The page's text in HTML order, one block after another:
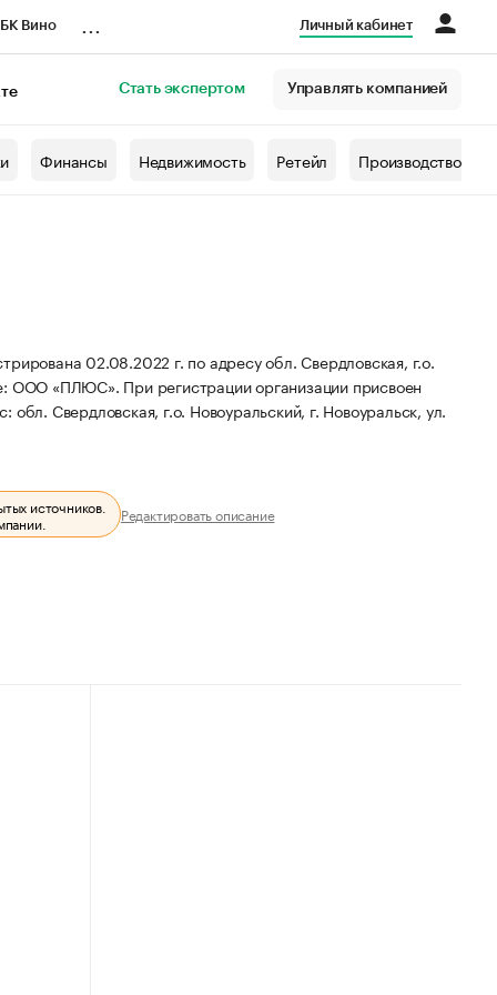
Вино Личный кабинет
Стать экспертом Управлять компанией
Финансы Недвижимость Ретейл Производство
02.08.2022 г. по адресу обл. Свердловская, г.о.
ООО «ПЛЮС». При регистрации организации присвоен
обл. Свердловская, г.о. Новоуральский, г. Новоуральск, ул.
источников. Редактировать описание